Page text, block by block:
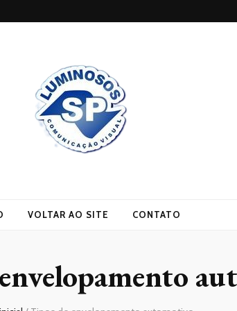
VOLTAR AO SITE CONTATO